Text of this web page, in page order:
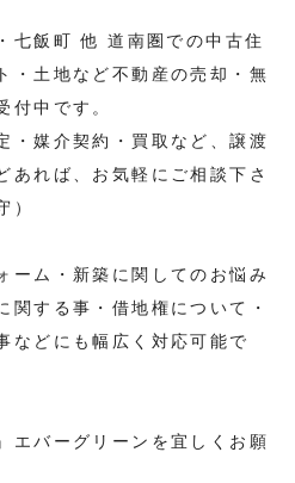
七飯町 他 道南圏での中古住
・土地など不動産の売却・無
付中です。
・媒介契約・買取など、譲渡
あれば、お気軽にご相談下さ
）
ーム・新築に関してのお悩み
関する事・借地権について・
などにも幅広く対応可能で
エバーグリーンを宜しくお願